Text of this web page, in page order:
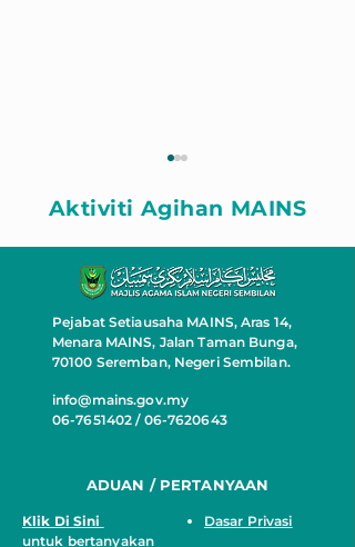
ZAKAT BANTU RUMAH
MAWADDAH
Aktiviti Agihan MAINS
Pejabat Setiausaha MAINS, Aras 14,
Menara MAINS, Jalan Taman Bunga,
70100 Seremban, Negeri Sembilan.
info@mains.gov.my
06-7651402 / 06-7620643
ADUAN / PERTANYAAN
Klik Di Sini
untuk bertanyakan
Dasar Privasi